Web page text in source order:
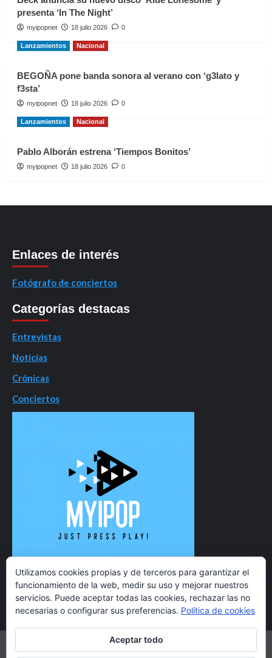
presenta ‘In The Night’
myipopnet 18 julio 2026 0
Lanzamientos Nacional
BEGOÑA pone banda sonora al verano con ‘g3lato y
f3sta’
myipopnet 18 julio 2026 0
Lanzamientos Nacional
Pablo Alborán estrena ‘Tiempos Bonitos’
myipopnet 18 julio 2026 0
Enlaces de interés
Fotógrafo de conciertos
Categorías destacas
Entrevistas
Noticias
Crónicas
Conciertos
Utilizamos cookies propias y de terceros para garantizar el
funcionamiento de la web, medir su uso y mejorar nuestros
servicios. Puede aceptar todas las cookies, rechazar las no
necesarias o configurar sus preferencias. Política de cookies
Aceptar todo